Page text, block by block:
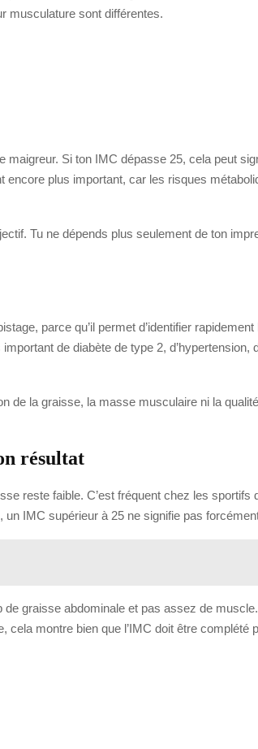
musculature sont différentes.
Si ton IMC dépasse 25, cela peut
plus important, car les risques
Tu ne dépends plus seulement de ton
parce qu’il permet d’identifier
de diabète de type 2,
de la graisse, la masse musculaire ni la
résultat
reste faible. C’est fréquent chez les
IMC supérieur à 25 ne signifie pas
graisse abdominale et pas assez de
montre bien que l’IMC doit être complété